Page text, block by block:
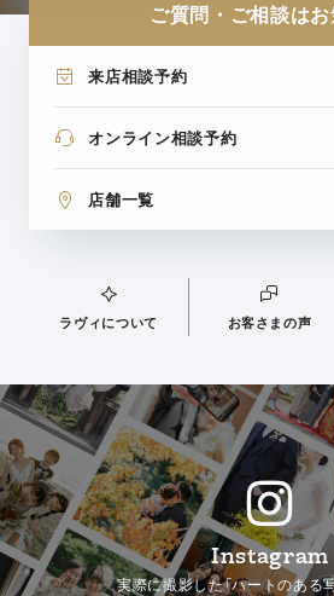
ご質問・ご相談は
来店相談予約
オンライン相談予約
店舗一覧
ラヴィについて お客さまの声
Instagram
実際に撮影した「ハートのある